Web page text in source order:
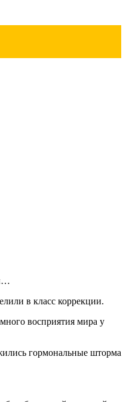
в класс коррекции.
восприятия мира у
гормональные шторма